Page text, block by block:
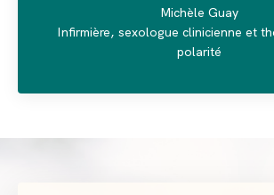
Michèle Guay
Infirmière, sexologue clinicienne et
polarité